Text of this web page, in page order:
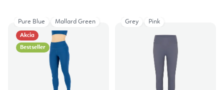
Akcia
Bestseller
Pure Blue Mallard Green Grey Pink